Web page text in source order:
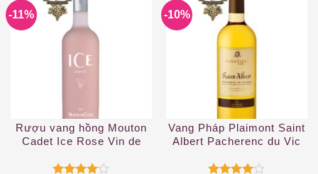
-11%
Rượu vang hồng Mouton
Cadet Ice Rose Vin de
-10%
Vang Pháp Plaimont Saint
Albert Pacherenc du Vic